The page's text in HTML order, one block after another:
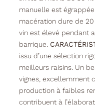
manuelle est
macération dure de
vin est élevé pendant
barrique.
issu d’une sélection
meilleurs raisins. Un
vignes, excellemment
production à faibles
contribuent à